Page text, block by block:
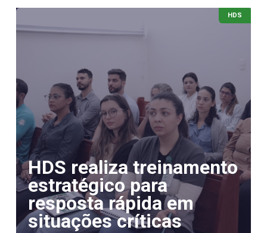
HDS
HDS realiza treinamento
estratégico para
resposta rápida em
situações críticas